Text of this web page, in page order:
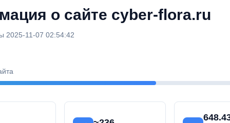
о сайте cyber-flora.ru
2025-11-07 02:54:42